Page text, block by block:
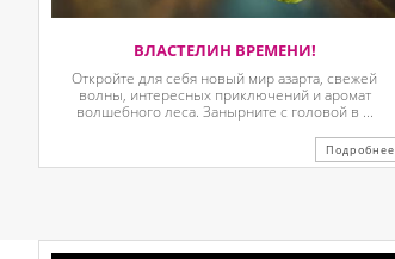
ВЛАСТЕЛИН ВРЕМЕНИ!
Откройте для себя новый мир азарта, свежей
волны, интересных приключений и аромат
волшебного леса. Занырните с головой в ...
Подробнее